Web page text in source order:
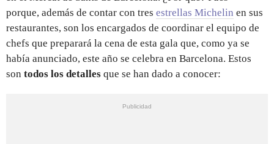
porque, además de contar con tres estrellas Michelin en sus
restaurantes, son los encargados de coordinar el equipo de
chefs que preparará la cena de esta gala que, como ya se
había anunciado, este año se celebra en Barcelona. Estos
son todos los detalles que se han dado a conocer: